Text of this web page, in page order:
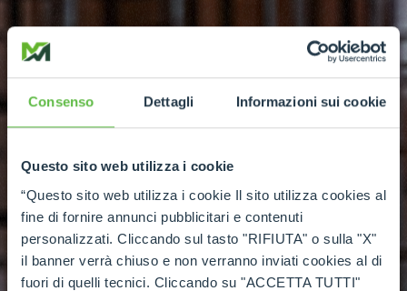
Consenso Dettagli Informazioni sui cookie
Questo sito web utilizza i cookie
“Questo sito web utilizza i cookie Il sito utilizza cookies al
fine di fornire annunci pubblicitari e contenuti
personalizzati. Cliccando sul tasto "RIFIUTA" o sulla "X"
il banner verrà chiuso e non verranno inviati cookies al di
fuori di quelli tecnici. Cliccando su "ACCETTA TUTTI"